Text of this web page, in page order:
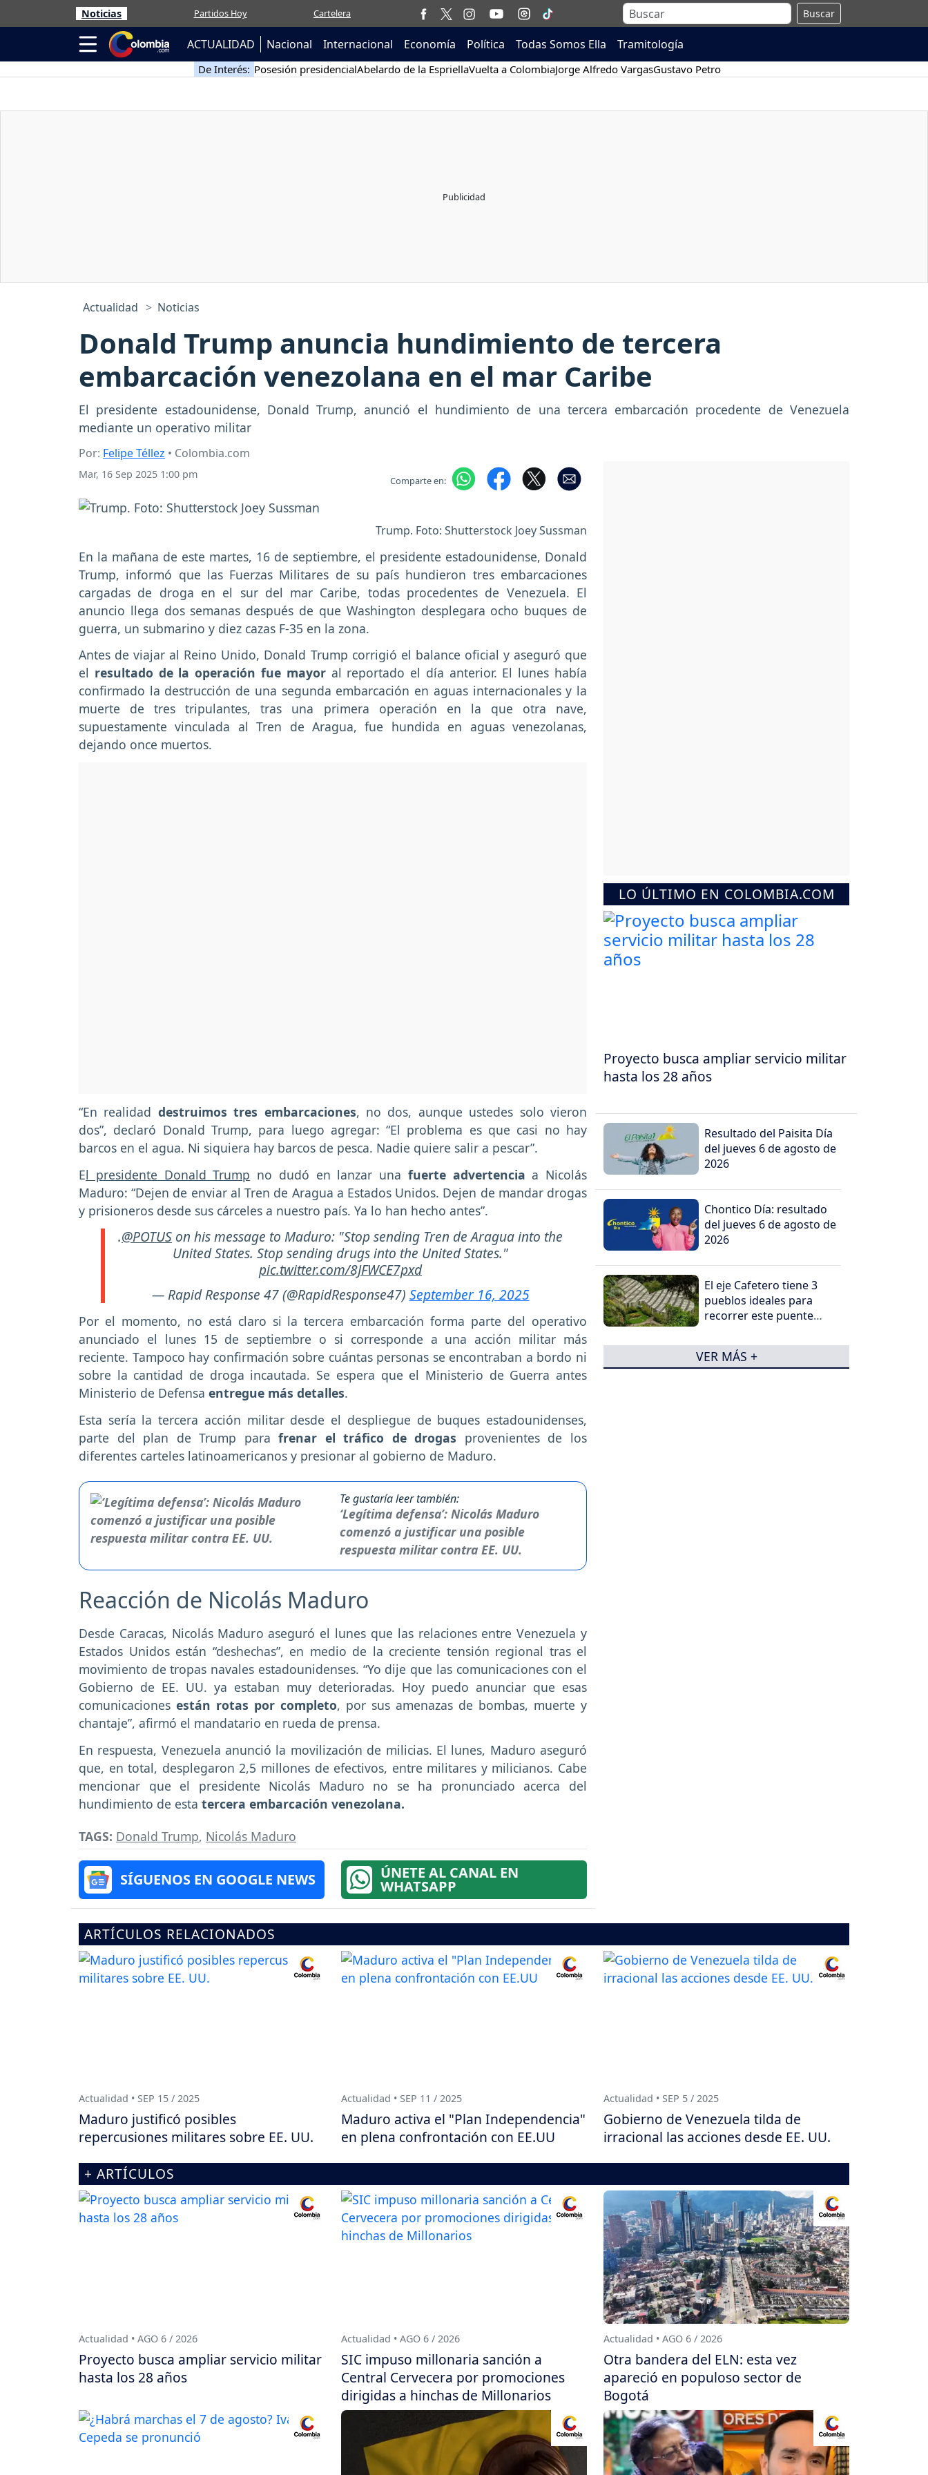
Noticias Partidos Hoy Cartelera Buscar
ACTUALIDAD Nacional Internacional Economía Política Todas Somos Ella Tramitología
De Interés: Posesión presidencialAbelardo de la EspriellaVuelta a ColombiaJorge Alfredo VargasGustavo Petro
Actualidad Noticias
Donald Trump anuncia hundimiento de tercera
embarcación venezolana en el mar Caribe
El presidente estadounidense, Donald Trump, anunció el hundimiento de una tercera embarcación procedente de Venezuela
mediante un operativo militar
Por: Felipe Téllez • Colombia.com
Mar, 16 Sep 2025 1:00 pm Comparte en:
Trump. Foto: Shutterstock Joey Sussman
En la mañana de este martes, 16 de septiembre, el presidente estadounidense, Donald
Trump, informó que las Fuerzas Militares de su país hundieron tres embarcaciones
cargadas de droga en el sur del mar Caribe, todas procedentes de Venezuela. El
anuncio llega dos semanas después de que Washington desplegara ocho buques de
guerra, un submarino y diez cazas F-35 en la zona.
Antes de viajar al Reino Unido, Donald Trump corrigió el balance oficial y aseguró que
el resultado de la operación fue mayoral reportado el día anterior. El lunes había
confirmado la destrucción de una segunda embarcación en aguas internacionales y la
muerte de tres tripulantes, tras una primera operación en la que otra nave,
supuestamente vinculada al Tren de Aragua, fue hundida en aguas venezolanas,
dejando once muertos.
“En realidad destruimos tres embarcaciones, no dos, aunque ustedes solo vieron
dos”, declaró Donald Trump, para luego agregar: “El problema es que casi no hay
barcos en el agua. Ni siquiera hay barcos de pesca. Nadie quiere salir a pescar”.
El presidente Donald Trump no dudó en lanzar una fuerte advertencia a Nicolás
Maduro: “Dejen de enviar al Tren de Aragua a Estados Unidos. Dejen de mandar drogas
y prisioneros desde sus cárceles a nuestro país. Ya lo han hecho antes”.
.@POTUS on his message to Maduro: "Stop sending Tren de Aragua into the
United States. Stop sending drugs into the United States."
pic.twitter.com/8JFWCE7pxd
— Rapid Response 47 (@RapidResponse47) September 16, 2025
Por el momento, no está claro si la tercera embarcación forma parte del operativo
anunciado el lunes 15 de septiembre o si corresponde a una acción militar más
reciente. Tampoco hay confirmación sobre cuántas personas se encontraban a bordo ni
sobre la cantidad de droga incautada. Se espera que el Ministerio de Guerra antes
Ministerio de Defensa entregue más detalles.
Esta sería la tercera acción militar desde el despliegue de buques estadounidenses,
parte del plan de Trump para frenar el tráfico de drogas provenientes de los
diferentes carteles latinoamericanos y presionar al gobierno de Maduro.
Te gustaría leer también:
‘Legítima defensa’: Nicolás Maduro
comenzó a justificar una posible
respuesta militar contra EE. UU.
Reacción de Nicolás Maduro
Desde Caracas, Nicolás Maduro aseguró el lunes que las relaciones entre Venezuela y
Estados Unidos están “deshechas”, en medio de la creciente tensión regional tras el
movimiento de tropas navales estadounidenses. “Yo dije que las comunicaciones con el
Gobierno de EE. UU. ya estaban muy deterioradas. Hoy puedo anunciar que esas
comunicaciones están rotas por completo, por sus amenazas de bombas, muerte y
chantaje”, afirmó el mandatario en rueda de prensa.
En respuesta, Venezuela anunció la movilización de milicias. El lunes, Maduro aseguró
que, en total, desplegaron 2,5 millones de efectivos, entre militares y milicianos. Cabe
mencionar que el presidente Nicolás Maduro no se ha pronunciado acerca del
hundimiento de esta tercera embarcación venezolana.
TAGS: Donald Trump, Nicolás Maduro
SÍGUENOS EN GOOGLE NEWS ÚNETE AL CANAL EN
WHATSAPP
LO ÚLTIMO EN COLOMBIA.COM
Proyecto busca ampliar servicio militar
hasta los 28 años
Resultado del Paisita Día
del jueves 6 de agosto de
2026
Chontico Día: resultado
del jueves 6 de agosto de
2026
El eje Cafetero tiene 3
pueblos ideales para
recorrer este puente
VER MÁS +
ARTÍCULOS RELACIONADOS
Actualidad • SEP 15 / 2025
Maduro justificó posibles
repercusiones militares sobre EE. UU.
Actualidad • SEP 11 / 2025
Maduro activa el "Plan Independencia"
en plena confrontación con EE.UU
Actualidad • SEP 5 / 2025
Gobierno de Venezuela tilda de
irracional las acciones desde EE. UU.
+ ARTÍCULOS
Actualidad • AGO 6 / 2026
Proyecto busca ampliar servicio militar
hasta los 28 años
Actualidad • AGO 6 / 2026
SIC impuso millonaria sanción a
Central Cervecera por promociones
dirigidas a hinchas de Millonarios
Actualidad • AGO 6 / 2026
Otra bandera del ELN: esta vez
apareció en populoso sector de
Bogotá